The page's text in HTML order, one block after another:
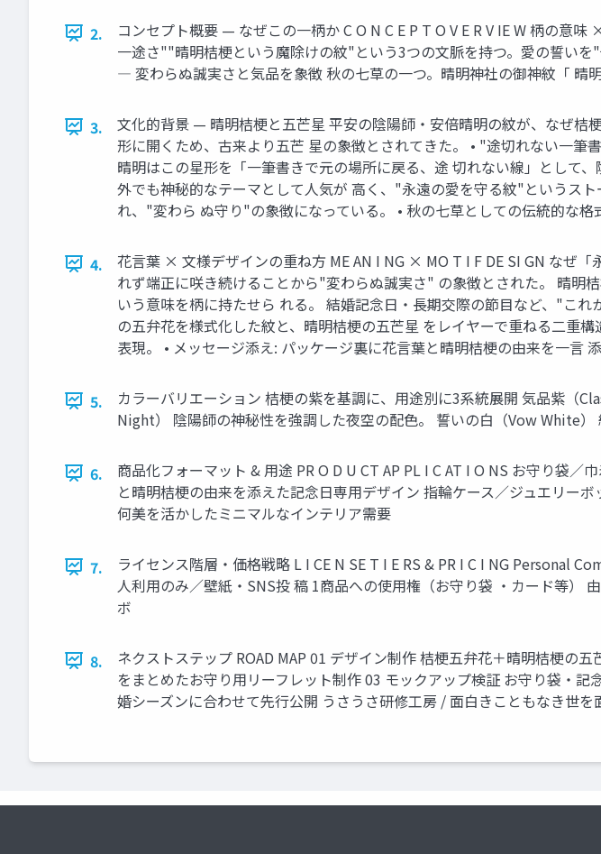
2.
コンセプト概要 — なぜこの一柄か C O N C E P T O V E R V IE W 柄の
一途さ""晴明桔梗という魔除けの紋"という3つの文脈を持つ。愛の誓い
― 変わらぬ誠実さと気品を象徴 秋の七草の一つ。晴明神社の御神紋「
3.
文化的背景 — 晴明桔梗と五芒星 平安の陰陽師・安倍晴明の紋が、なぜ桔
形に開くため、古来より五芒 星の象徴とされてきた。 • "途切れない一
晴明はこの星形を「一筆書きで元の場所に戻る、途 切れない線」として
外でも神秘的なテーマとして人気が 高く、"永遠の愛を守る紋"というス
れ、"変わら ぬ守り"の象徴になっている。 • 秋の七草としての伝統的な
4.
花言葉 × 文様デザインの重ね方 ME AN I NG × MO T I F DE SI GN なぜ
れず端正に咲き続けることから"変わらぬ誠実さ" の象徴とされた。 晴
いう意味を柄に持たせら れる。 結婚記念日・長期交際の節目など、"こ
の五弁花を様式化した紋と、晴明桔梗の五芒星 をレイヤーで重ねる二重
表現。 • メッセージ添え: パッケージ裏に花言葉と晴明桔梗の由来を一言
5.
カラーバリエーション 桔梗の紫を基調に、用途別に3系統展開 気品紫（
Night） 陰陽師の神秘性を強調した夜空の配色。 誓いの白（Vow White）
6.
商品化フォーマット & 用途 PR O D U CT AP PL I C AT I O NS お守り袋
と晴明桔梗の由来を添えた記念日専用デザイン 指輪ケース／ジュエリー
何美を活かしたミニマルなインテリア需要
7.
ライセンス階層・価格戦略 L I CE N SE T I E RS & PR I C I NG
人利用のみ／壁紙・SNS投 稿 1商品への使用権（お守り袋 ・カード等）
ボ
8.
ネクストステップ ROAD MAP 01 デザイン制作 桔梗五弁花＋晴明桔梗の
をまとめたお守り用リーフレット制作 03 モックアップ検証 お守り袋・
婚シーズンに合わせて先行公開 うさうさ研修工房 / 面白きこともなき世を